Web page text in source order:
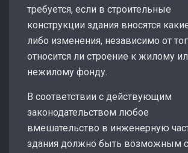
требуется, если в строительные
конструкции здания вносятся
либо изменения, независимо от
относится ли строение к жилому
нежилому фонду.
В соответствии с действующим
законодательством любое
вмешательство в инженерную
здания должно быть возможным с